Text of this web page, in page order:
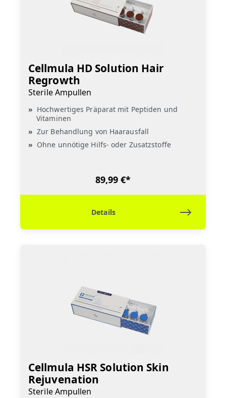
Cellmula HD Solution Hair
Regrowth
Sterile Ampullen
Hochwertiges Präparat mit Peptiden und
Vitaminen
Zur Behandlung von Haarausfall
Ohne unnötige Hilfs- oder Zusatzstoffe
89,99 €*
Details
Cellmula HSR Solution Skin
Rejuvenation
Sterile Ampullen